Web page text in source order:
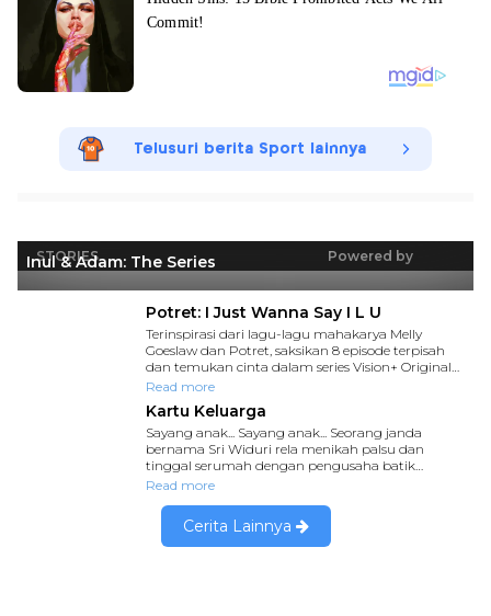
Telusuri berita Sport lainnya